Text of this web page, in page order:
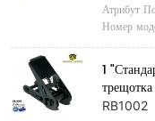
Атрибут
Номер
Место
Чжэцзян,
бренда
ПОДЪЕМ
1
черный
RB1002